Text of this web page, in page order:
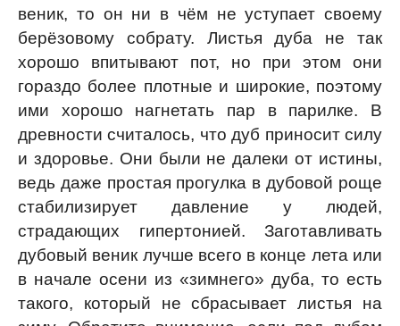
веник, то он ни в чём не уступает своему
берёзовому собрату. Листья дуба не так
хорошо впитывают пот, но при этом они
гораздо более плотные и широкие, поэтому
ими хорошо нагнетать пар в парилке. В
древности считалось, что дуб приносит силу
и здоровье. Они были не далеки от истины,
ведь даже простая прогулка в дубовой роще
стабилизирует давление у людей,
страдающих гипертонией. Заготавливать
дубовый веник лучше всего в конце лета или
в начале осени из «зимнего» дуба, то есть
такого, который не сбрасывает листья на